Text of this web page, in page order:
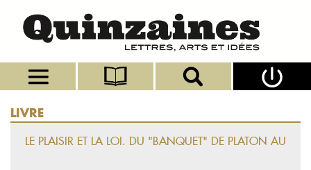
LIVRE
LE PLAISIR ET LA LOI. DU "BANQUET" DE PLATON AU